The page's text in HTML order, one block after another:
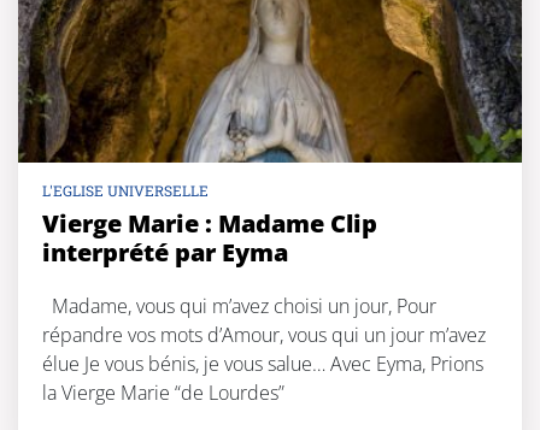
L'EGLISE UNIVERSELLE
Vierge Marie : Madame Clip
interprété par Eyma
Madame, vous qui m’avez choisi un jour, Pour
répandre vos mots d’Amour, vous qui un jour m’avez
élue Je vous bénis, je vous salue… Avec Eyma, Prions
la Vierge Marie “de Lourdes”